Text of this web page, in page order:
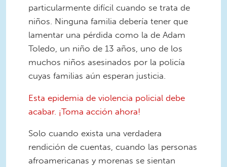
particularmente difícil cuando se trata de
niños. Ninguna familia debería tener que
lamentar una pérdida como la de Adam
Toledo, un niño de 13 años, uno de los
muchos niños asesinados por la policía
cuyas familias aún esperan justicia.
Esta epidemia de violencia policial debe
acabar. ¡Toma acción ahora!
Solo cuando exista una verdadera
rendición de cuentas, cuando las personas
afroamericanas y morenas se sientan